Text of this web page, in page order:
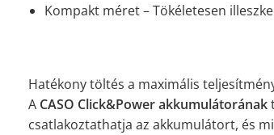
Kompakt méret – Tökéletesen
Hatékony töltés a maximális
A CASO Click&Power akkumulátorának
csatlakoztathatja az akkumulátort, és